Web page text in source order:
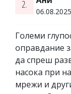
2.
Големи
оправдание
да спреш
насока при
мрежи и